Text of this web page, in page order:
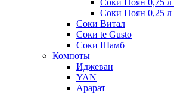
Соки Ноян 0,75 л
Соки Ноян 0,25 л
Соки Витал
Соки te Gusto
Соки Шамб
Компоты
Иджеван
YAN
Арарат